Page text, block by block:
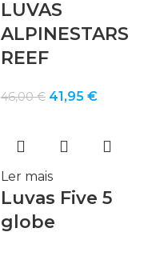
LUVAS
ALPINESTARS
REEF
46,00€ O
era:
46,00 €.
41,95 €O
é:
Ler mais
Luvas Five 5
globe